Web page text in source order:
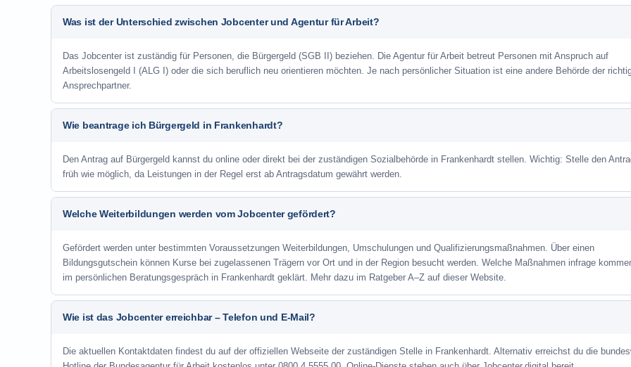
Was ist der Unterschied zwischen Jobcenter und Agentur für Arbeit?
Das Jobcenter ist zuständig für Personen, die Bürgergeld (SGB II) beziehen. Die Agentur für Arbeit betreut Personen mit Anspruch auf
Arbeitslosengeld I (ALG I) oder die sich beruflich neu orientieren möchten. Je nach persönlicher Situation ist eine andere Behörde der
Ansprechpartner.
Wie beantrage ich Bürgergeld in Frankenhardt?
Den Antrag auf Bürgergeld kannst du online oder direkt bei der zuständigen Sozialbehörde in Frankenhardt stellen. Wichtig: Stelle den
früh wie möglich, da Leistungen in der Regel erst ab Antragsdatum gewährt werden.
Welche Weiterbildungen werden vom Jobcenter gefördert?
Gefördert werden unter bestimmten Voraussetzungen Weiterbildungen, Umschulungen und Qualifizierungsmaßnahmen. Über einen
Bildungsgutschein können Kurse bei zugelassenen Trägern vor Ort und in der Region besucht werden. Welche Maßnahmen infrage
im persönlichen Beratungsgespräch in Frankenhardt geklärt. Mehr dazu im Ratgeber A–Z auf dieser Website.
Wie ist das Jobcenter erreichbar – Telefon und E-Mail?
Die aktuellen Kontaktdaten findest du auf der offiziellen Webseite der zuständigen Stelle in Frankenhardt. Alternativ erreichst du die